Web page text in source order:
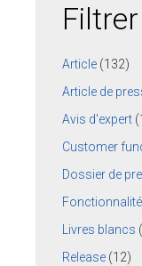
💻
Filtrer
Article (132)
Article de
Avis d'expert
Customer
Dossier de
Livres blancs
Release (12)